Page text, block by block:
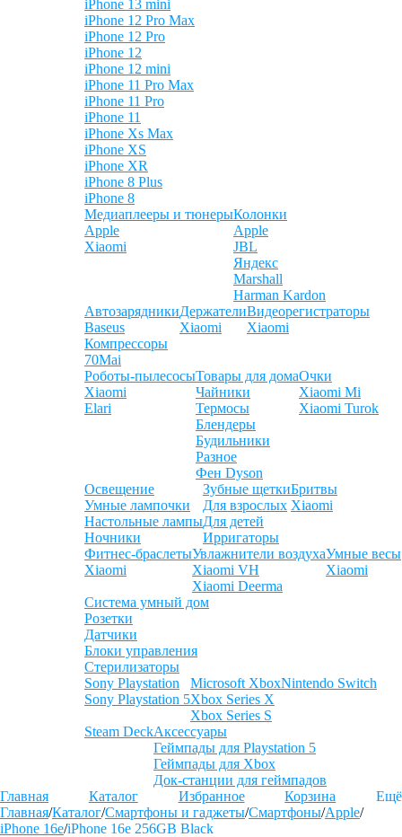
iPhone 13 mini
iPhone 12 Pro Max
iPhone 12 Pro
iPhone 12
iPhone 12 mini
iPhone 11 Pro Max
iPhone 11 Pro
iPhone 11
iPhone Xs Max
iPhone XS
iPhone XR
iPhone 8 Plus
iPhone 8
Медиаплееры и тюнеры
Apple
Xiaomi
Колонки
Apple
JBL
Яндекс
Marshall
Harman Kardon
Автозарядники
Baseus
Держатели
Xiaomi
Видеорегистраторы
Xiaomi
Компрессоры
70Mai
Роботы-пылесосы
Xiaomi
Elari
Товары для дома
Чайники
Термосы
Блендеры
Будильники
Разное
Фен Dyson
Очки
Xiaomi Mi
Xiaomi Turok
Освещение
Умные лампочки
Настольные лампы
Ночники
Зубные щетки
Для взрослых
Для детей
Ирригаторы
Бритвы
Xiaomi
Фитнес-браслеты
Xiaomi
Увлажнители воздуха
Xiaomi VH
Xiaomi Deerma
Умные весы
Xiaomi
Система умный дом
Розетки
Датчики
Блоки управления
Стерилизаторы
Sony Playstation
Sony Playstation 5
Microsoft Xbox
Xbox Series X
Xbox Series S
Nintendo Switch
Steam DeckАксессуары
Геймпады для Playstation 5
Геймпады для Xbox
Док-станции для геймпадов
Главная
Каталог Избранное Корзина
Ещё
Главная/Каталог/Смартфоны и гаджеты/Смартфоны/Apple/
iPhone 16e/iPhone 16e 256GB Black